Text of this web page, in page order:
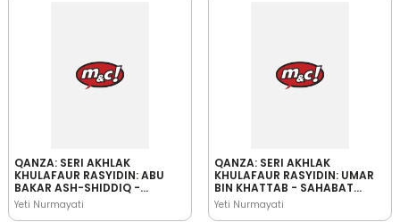
QANZA: SERI AKHLAK
KHULAFAUR RASYIDIN: ABU
BAKAR ASH-SHIDDIQ -
SAHABAT RASULULLAH YANG
JUJUR
Yeti Nurmayati
QANZA: SERI AKHLAK
KHULAFAUR RASYIDIN: UMAR
BIN KHATTAB - SAHABAT
RASULULLAH YANG
BIJAKSANA
Yeti Nurmayati